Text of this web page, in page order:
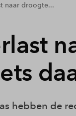
naar droogte...
hebben de